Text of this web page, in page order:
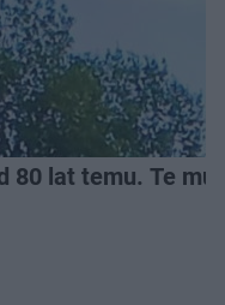
80 lat temu. Te